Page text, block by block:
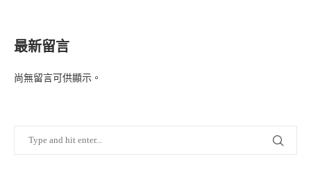
最新留言
尚無留言可供顯示。